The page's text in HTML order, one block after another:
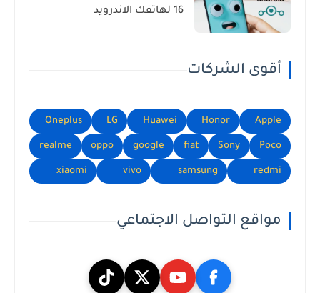
16 لهاتفك الاندرويد
أقوى الشركات
Apple
Honor
Huawei
LG
Oneplus
Poco
Sony
fiat
google
oppo
realme
redmi
samsung
vivo
xiaomi
مواقع التواصل الاجتماعي